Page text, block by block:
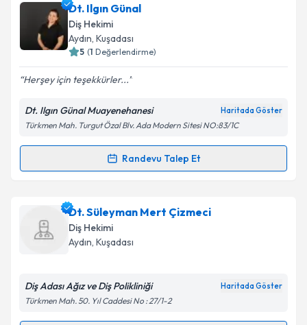
Takvim Talebini Gönder
Dt. Mehmet Engin Ünver
oluşturun. Size bu uzmandan randevu almanız için bir
takvim hazırlandığında e-posta ile bilgilendireceğiz.
Kişisel verilerimin işlenmesine ilişkinAydınlatma
Metni'ni okudum ve kişisel verilerimin belirtilen
kapsamda işlenmesini kabul ediyorum.
Dt. Ilgın Günal
Diş Hekimi
Aydın, Kuşadası
5 (1 Değerlendirme)
Herşey için teşekkürler...
Dt. Ilgın Günal Muayenehanesi Haritada Göster
Türkmen Mah. Turgut Özal Blv. Ada Modern Sitesi NO:83/1C
Randevu Talep Et
Randevu Takvimi Talebi
Dt. Ilgın Günaliçin randevu takvimi talebi oluşturun.
Size bu uzmandan randevu almanız için bir takvim
hazırlandığında e-posta ile bilgilendireceğiz.
Dt. Süleyman Mert Çizmeci
Diş Hekimi
Aydın, Kuşadası
Diş Adası Ağız ve Diş Polikliniği Haritada Göster
Türkmen Mah. 50. Yıl Caddesi No : 27/1-2